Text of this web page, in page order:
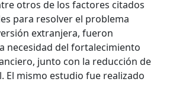
otros de los factores citados
para resolver el problema
extranjera, fueron
necesidad del fortalecimiento
junto con la reducción de
El mismo estudio fue realizado